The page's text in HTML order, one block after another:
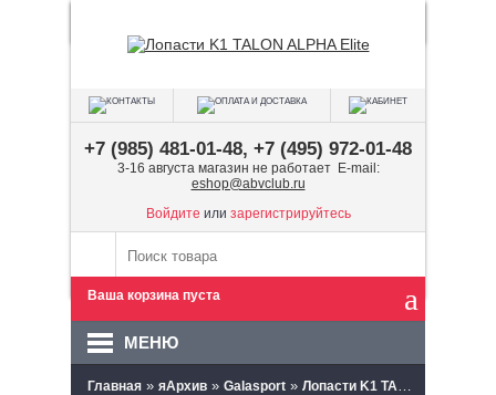
+7 (985) 481-01-48, +7 (495) 972-01-48
3-16 августа магазин не работает E-mail:
eshop@abvclub.ru
Войдите или зарегистрируйтесь
Ваша корзина пуста
МЕНЮ
Главная » яАрхив » Galasport » Лопасти K1 TALON ALPHA Elite